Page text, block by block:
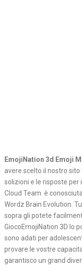
EmojiNation 3d Emoji
avere scelto il nostro
solizioni e le risposte per
Cloud Team è
Wordz Brain Evolution.
sopra gli potete
GiocoEmojiNation 3D lo
sono adati per
provare le vostre
garantisco un grand